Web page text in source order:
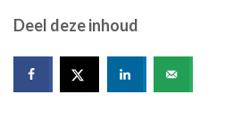
Deel deze inhoud